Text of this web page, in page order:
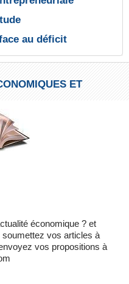
au déficit
ET
économique ? et
soumettez vos articles à
vos propositions à